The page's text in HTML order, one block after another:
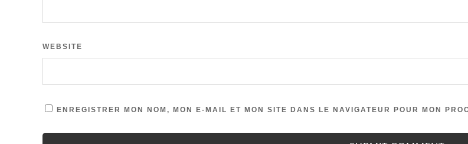
WEBSITE
ENREGISTRER MON NOM, MON E-MAIL ET MON SITE DANS LE NAVIGATEUR POUR MON